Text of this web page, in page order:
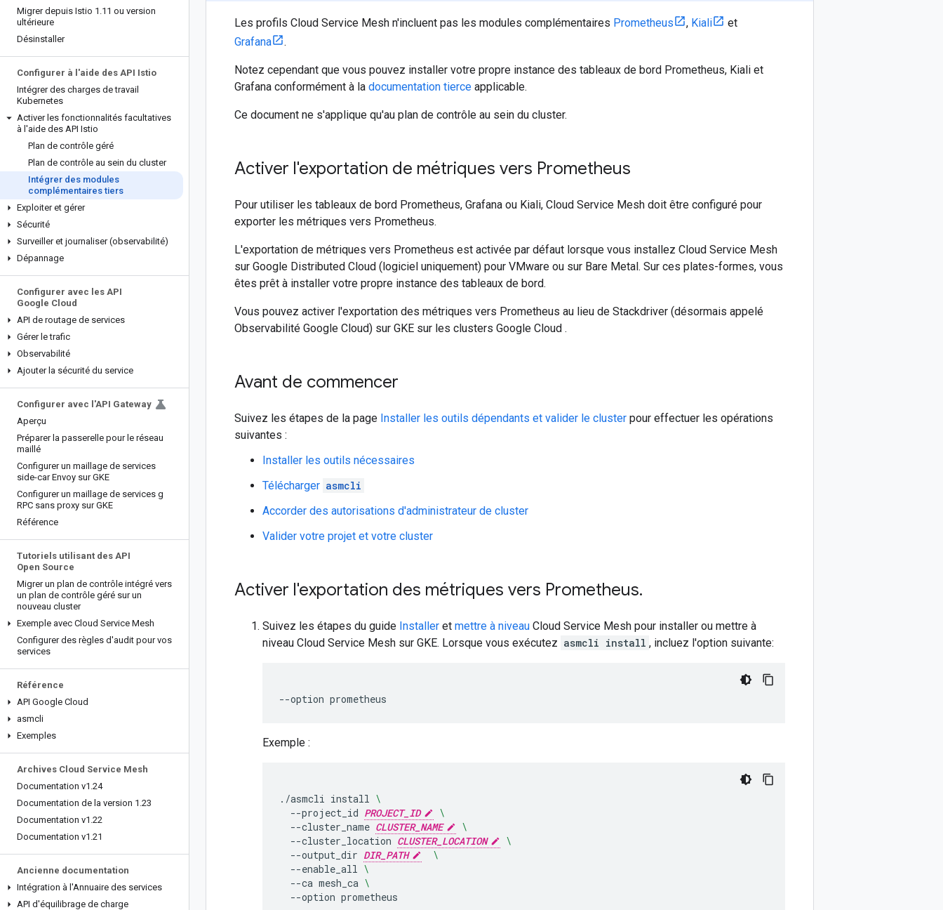
Migrer depuis Istio 1 .11 ou version
ultérieure
Désinstaller
Configurer à l'aide des API Istio
Intégrer des charges de travail
Kubernetes
Activer les fonctionnalités facultatives
à l'aide des API Istio
Plan de contrôle géré
Plan de contrôle au sein du cluster
Intégrer des modules
complémentaires tiers
Exploiter et gérer
Sécurité
Surveiller et journaliser (observabilité)
Dépannage
Configurer avec les API
Google Cloud
API de routage de services
Gérer le trafic
Observabilité
Ajouter la sécurité du service
Configurer avec l'API Gateway
Aperçu
Préparer la passerelle pour le réseau
maillé
Configurer un maillage de services
side-car Envoy sur GKE
Configurer un maillage de services g
RPC sans proxy sur GKE
Référence
Tutoriels utilisant des API
Open Source
Migrer un plan de contrôle intégré vers
un plan de contrôle géré sur un
nouveau cluster
Exemple avec Cloud Service Mesh
Configurer des règles d'audit pour vos
services
Référence
API Google Cloud
asmcli
Exemples
Archives Cloud Service Mesh
Documentation v1 .24
Documentation de la version 1 .23
Documentation v1 .22
Documentation v1 .21
Ancienne documentation
Intégration à l'Annuaire des services
API d'équilibrage de charge
Les profils Cloud Service Mesh n'incluent pas les modules complémentaires Prometheus , Kiali
et
Grafana
.
Notez cependant que vous pouvez installer votre propre instance des tableaux de bord Prometheus, Kiali et
Grafana conformément à la documentation tierce applicable.
Ce document ne s'applique qu'au plan de contrôle au sein du cluster.
Activer l'exportation de métriques vers Prometheus
Pour utiliser les tableaux de bord Prometheus, Grafana ou Kiali, Cloud Service Mesh doit être configuré pour
exporter les métriques vers Prometheus.
L'exportation de métriques vers Prometheus est activée par défaut lorsque vous installez Cloud Service Mesh
sur Google Distributed Cloud (logiciel uniquement) pour VMware ou sur Bare Metal. Sur ces plates-formes, vous
êtes prêt à installer votre propre instance des tableaux de bord.
Vous pouvez activer l'exportation des métriques vers Prometheus au lieu de Stackdriver (désormais appelé
Observabilité Google Cloud) sur GKE sur les clusters Google Cloud .
Avant de commencer
Suivez les étapes de la page Installer les outils dépendants et valider le cluster pour effectuer les opérations
suivantes :
Installer les outils nécessaires
Télécharger asmcli
Accorder des autorisations d'administrateur de cluster
Valider votre projet et votre cluster
Activer l'exportation des métriques vers Prometheus.
Suivez les étapes du guide Installer et mettre à niveau Cloud Service Mesh pour installer ou mettre à
niveau Cloud Service Mesh sur GKE. Lorsque vous exécutez asmcli install , incluez l'option suivante:
Exemple :
./asmcli install \
--project_id PROJECT_ID
\
--cluster_name CLUSTER_NAME
\
--cluster_location CLUSTER_LOCATION
\
--output_dir DIR_PATH
\
--enable_all \
--ca mesh_ca \
--option